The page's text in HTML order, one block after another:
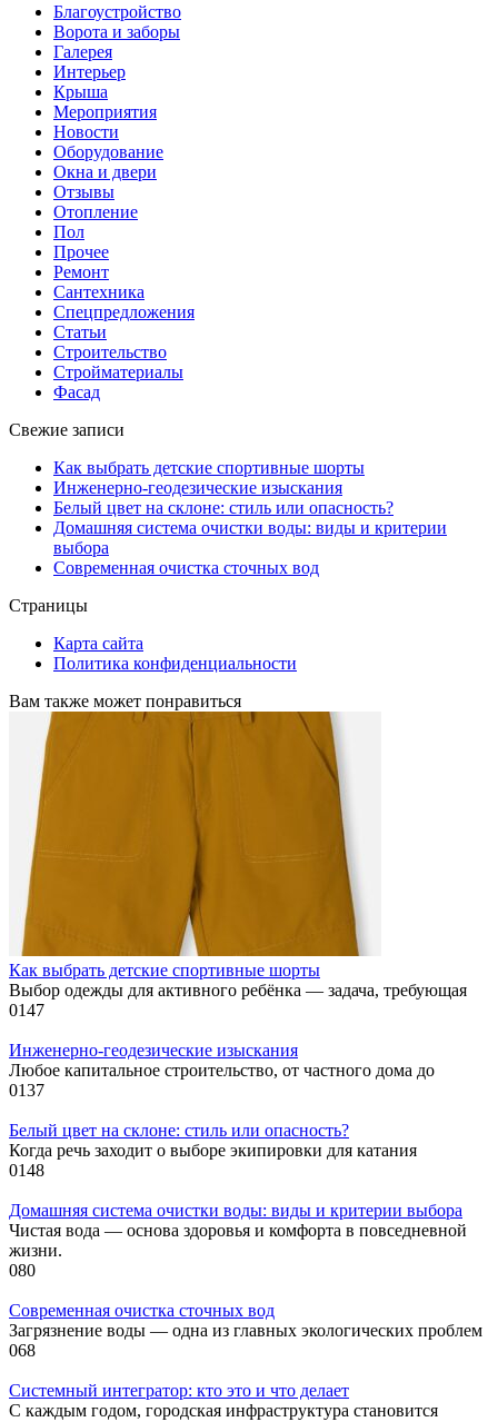
Благоустройство
Ворота и заборы
Галерея
Интерьер
Крыша
Мероприятия
Новости
Оборудование
Окна и двери
Отзывы
Отопление
Пол
Прочее
Ремонт
Сантехника
Спецпредложения
Статьи
Строительство
Стройматериалы
Фасад
Свежие записи
Как выбрать детские спортивные шорты
Инженерно-геодезические изыскания
Белый цвет на склоне: стиль или опасность?
Домашняя система очистки воды: виды и критерии
выбора
Современная очистка сточных вод
Страницы
Карта сайта
Политика конфиденциальности
Вам также может понравиться
Как выбрать детские спортивные шорты
Выбор одежды для активного ребёнка — задача, требующая
0147
Инженерно-геодезические изыскания
Любое капитальное строительство, от частного дома до
0137
Белый цвет на склоне: стиль или опасность?
Когда речь заходит о выборе экипировки для катания
0148
Домашняя система очистки воды: виды и критерии выбора
Чистая вода — основа здоровья и комфорта в повседневной
жизни.
080
Современная очистка сточных вод
Загрязнение воды — одна из главных экологических проблем
068
Системный интегратор: кто это и что делает
С каждым годом, городская инфраструктура становится